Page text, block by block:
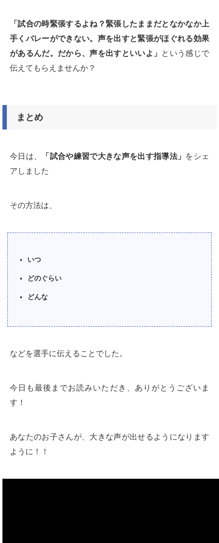
「試合の時緊張するよね？緊張したままだとなかなか上
手くバレーができない。声を出すと緊張がほぐれる効果
があるんだ。だから、声を出すといいよ」 という感じで
伝えてもらえませんか？
まとめ
今日は、 「試合や練習で大きな声を出す指導法」 をシェ
アしました
その方法は、
いつ
どのぐらい
どんな
などを選手に伝えることでした。
今日も最後までお読みいただき、ありがとうございま
す！
あなたのお子さんが、大きな声が出せるようになります
ように！！